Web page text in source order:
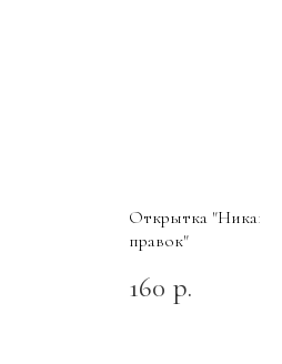
Открытка
правок"
160 р.